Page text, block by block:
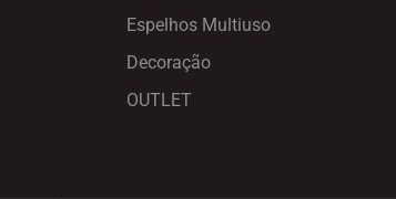
Espelhos Multiuso
Decoração
OUTLET